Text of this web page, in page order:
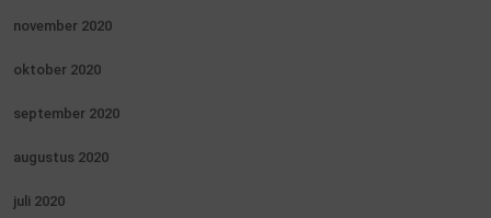
november 2020
oktober 2020
september 2020
augustus 2020
juli 2020